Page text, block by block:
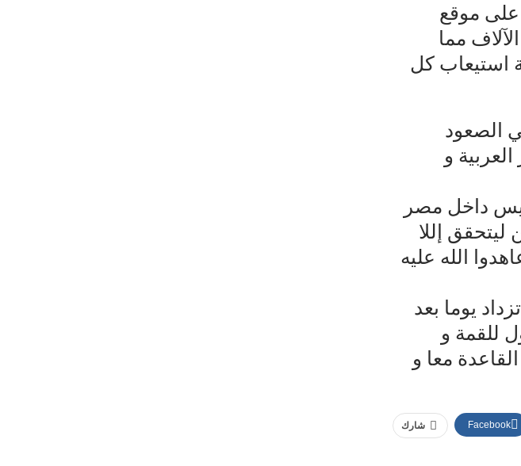
على موقع
مما
استيعاب كل
الصعود
و
ليس داخل مصر
إللا
الله عليه
يوما بعد
للقمة و
معا و
شارك Facebook